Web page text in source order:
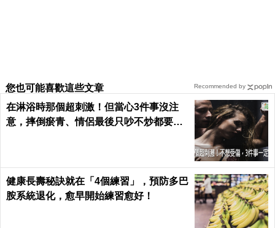
您也可能喜歡這些文章
在淋浴時那個超刺激！但當心3件事沒注
意，摔倒瘀青、情侶最後只吵不炒都要怪
健康長壽秘訣就在「4個練習」，預防多巴
胺系統退化，愈早開始練習愈好！
Recommended by